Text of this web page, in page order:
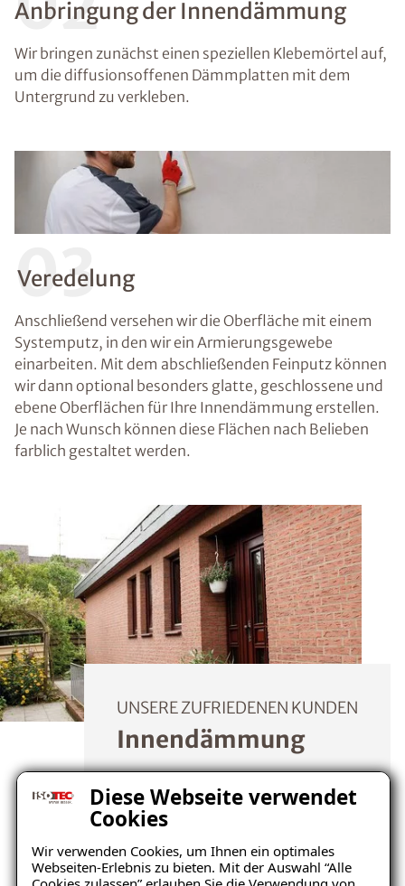
Diese Webseite verwendet
Cookies
Wir verwenden Cookies, um Ihnen ein optimales
Webseiten-Erlebnis zu bieten. Mit der Auswahl “Alle
Anbringung der Innendämmung
Wir bringen zunächst einen speziellen Klebemörtel auf,
um die diffusionsoffenen Dämmplatten mit dem
Untergrund zu verkleben.
03
Veredelung
Anschließend versehen wir die Oberfläche mit einem
Systemputz, in den wir ein Armierungsgewebe
einarbeiten. Mit dem abschließenden Feinputz können
wir dann optional besonders glatte, geschlossene und
ebene Oberflächen für Ihre Innendämmung erstellen.
Je nach Wunsch können diese Flächen nach Belieben
farblich gestaltet werden.
UNSERE ZUFRIEDENEN KUNDEN
Innendämmung
Mehr erfahren